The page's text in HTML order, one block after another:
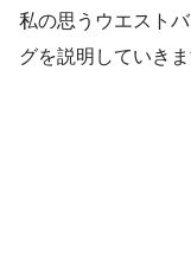
私の思うウエスト
グを説明していきま